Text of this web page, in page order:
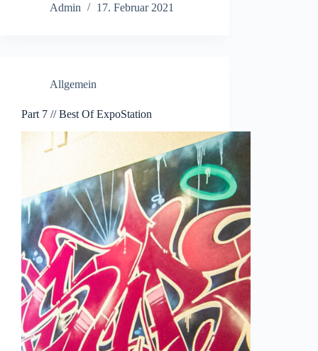
Admin
17. Februar 2021
Allgemein
Part 7 // Best Of ExpoStation